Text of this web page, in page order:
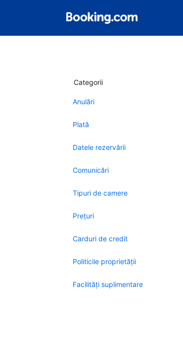
Categorii
Anulări
Plată
Datele rezervării
Comunicări
Tipuri de camere
Preţuri
Carduri de credit
Politicile proprietății
Facilităţi suplimentare